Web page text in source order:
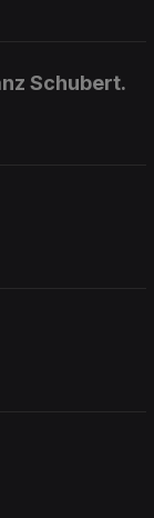
Schubert.